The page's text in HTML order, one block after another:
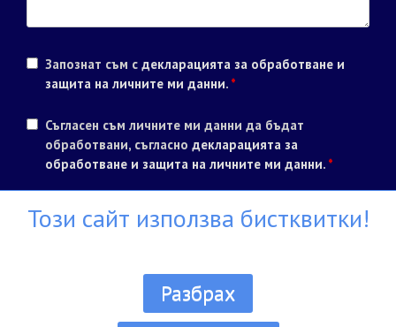
Този сайт използва бистквитки!
Разбрах
Запознат съм с декларацията за обработване и
защита на личните ми данни. *
Съгласен съм личните ми данни да бъдат
обработвани, съгласно декларацията за
обработване и защита на личните ми данни. *
Всички права запазени ® Училище Диел 1990 - 2026